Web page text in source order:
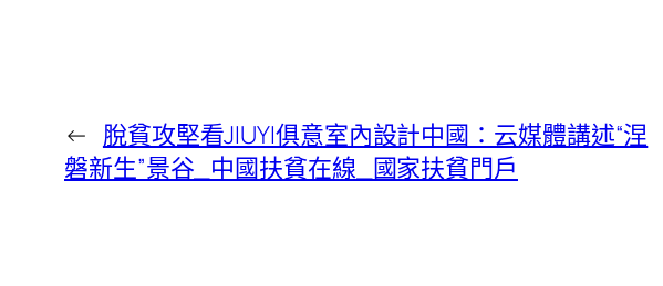
← 脫貧攻堅看JIUYI俱意室內設計中國：云媒體講述“涅
磐新生”景谷_中國扶貧在線_國家扶貧門戶